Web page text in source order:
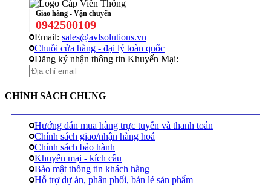
Giao hàng - Vận chuyển
0942500109
Email: sales@avlsolutions.vn
Chuỗi cửa hàng - đại lý toàn quốc
Đăng ký nhận thông tin Khuyến Mại:
CHÍNH SÁCH CHUNG
Hướng dẫn mua hàng trực tuyến và thanh toán
Chính sách giao/nhận hàng hoá
Chính sách bảo hành
Khuyến mại - kích cầu
Bảo mật thông tin khách hàng
Hỗ trợ dự án, phân phối, bán lẻ sản phẩm